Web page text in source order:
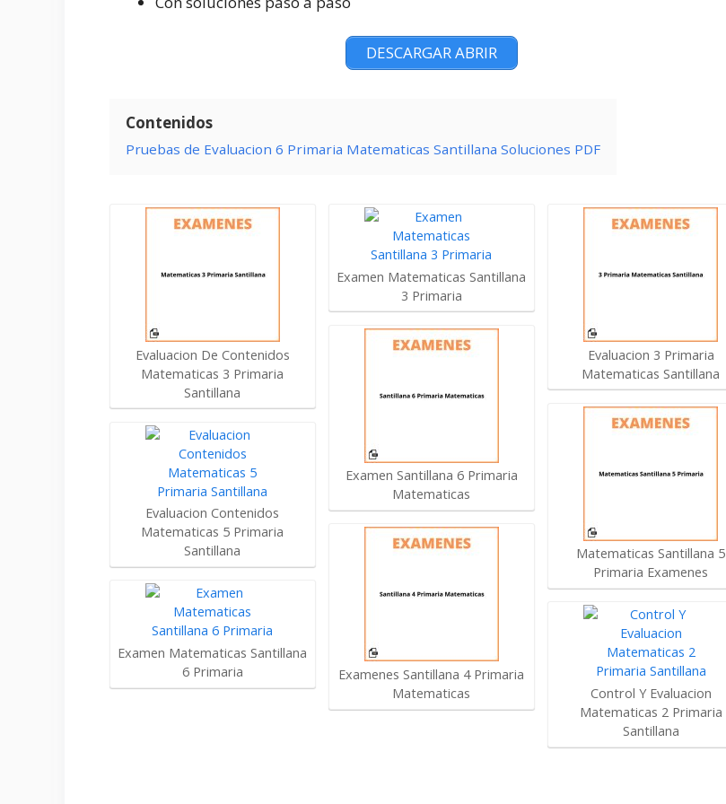
DESCARGAR ABRIR
Contenidos
Pruebas de Evaluacion 6 Primaria Matematicas Santillana Soluciones PDF
Evaluacion De Contenidos
Matematicas 3 Primaria
Santillana
Evaluacion Contenidos
Matematicas 5 Primaria
Santillana
Examen Matematicas Santillana
6 Primaria
Examen Matematicas Santillana
3 Primaria
Examen Santillana 6 Primaria
Matematicas
Examenes Santillana 4 Primaria
Matematicas
Evaluacion 3 Primaria
Matematicas Santillana
Matematicas Santillana 5
Primaria Examenes
Control Y Evaluacion
Matematicas 2 Primaria
Santillana